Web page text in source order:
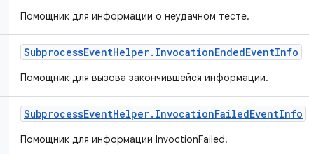
Помощник для информации о неудачном тесте.
SubprocessEventHelper. InvocationEndedEventInfo
Помощник для вызова закончившейся информации.
SubprocessEventHelper. InvocationFailedEventInfo
Помощник для информации InvoctionFailed.